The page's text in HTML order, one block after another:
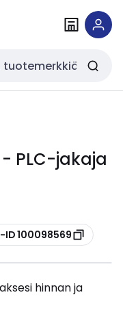
PLC-jakaja
ID 100098569
hinnan ja